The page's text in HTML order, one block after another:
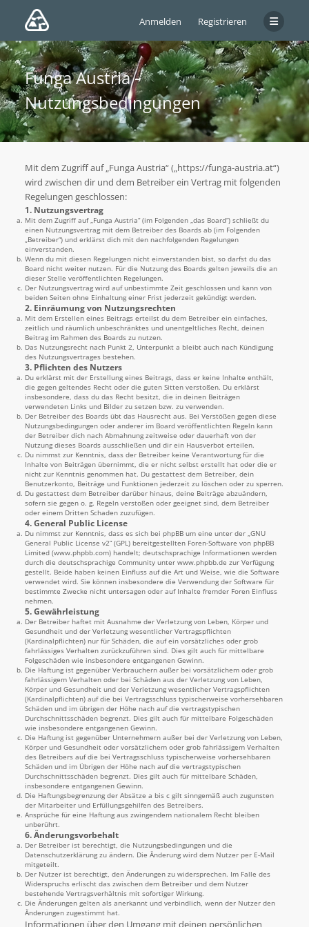
Anmelden Registrieren
Funga Austria -
Nutzungsbedingungen
Mit dem Zugriff auf „Funga Austria“ („https://funga-austria.at“)
wird zwischen dir und dem Betreiber ein Vertrag mit folgenden
Regelungen geschlossen:
1. Nutzungsvertrag
Mit dem Zugriff auf „Funga Austria“ (im Folgenden „das Board“) schließt du
einen Nutzungsvertrag mit dem Betreiber des Boards ab (im Folgenden
„Betreiber“) und erklärst dich mit den nachfolgenden Regelungen
einverstanden.
Wenn du mit diesen Regelungen nicht einverstanden bist, so darfst du das
Board nicht weiter nutzen. Für die Nutzung des Boards gelten jeweils die an
dieser Stelle veröffentlichten Regelungen.
Der Nutzungsvertrag wird auf unbestimmte Zeit geschlossen und kann von
beiden Seiten ohne Einhaltung einer Frist jederzeit gekündigt werden.
2. Einräumung von Nutzungsrechten
Mit dem Erstellen eines Beitrags erteilst du dem Betreiber ein einfaches,
zeitlich und räumlich unbeschränktes und unentgeltliches Recht, deinen
Beitrag im Rahmen des Boards zu nutzen.
Das Nutzungsrecht nach Punkt 2, Unterpunkt a bleibt auch nach Kündigung
des Nutzungsvertrages bestehen.
3. Pflichten des Nutzers
Du erklärst mit der Erstellung eines Beitrags, dass er keine Inhalte enthält,
die gegen geltendes Recht oder die guten Sitten verstoßen. Du erklärst
insbesondere, dass du das Recht besitzt, die in deinen Beiträgen
verwendeten Links und Bilder zu setzen bzw. zu verwenden.
Der Betreiber des Boards übt das Hausrecht aus. Bei Verstößen gegen diese
Nutzungsbedingungen oder anderer im Board veröffentlichten Regeln kann
der Betreiber dich nach Abmahnung zeitweise oder dauerhaft von der
Nutzung dieses Boards ausschließen und dir ein Hausverbot erteilen.
Du nimmst zur Kenntnis, dass der Betreiber keine Verantwortung für die
Inhalte von Beiträgen übernimmt, die er nicht selbst erstellt hat oder die er
nicht zur Kenntnis genommen hat. Du gestattest dem Betreiber, dein
Benutzerkonto, Beiträge und Funktionen jederzeit zu löschen oder zu sperren.
Du gestattest dem Betreiber darüber hinaus, deine Beiträge abzuändern,
sofern sie gegen o. g. Regeln verstoßen oder geeignet sind, dem Betreiber
oder einem Dritten Schaden zuzufügen.
4. General Public License
Du nimmst zur Kenntnis, dass es sich bei phpBB um eine unter der „GNU
General Public License v2“ (GPL) bereitgestellten Foren-Software von phpBB
Limited (www.phpbb.com) handelt; deutschsprachige Informationen werden
durch die deutschsprachige Community unter www.phpbb.de zur Verfügung
gestellt. Beide haben keinen Einfluss auf die Art und Weise, wie die Software
verwendet wird. Sie können insbesondere die Verwendung der Software für
bestimmte Zwecke nicht untersagen oder auf Inhalte fremder Foren Einfluss
nehmen.
5. Gewährleistung
Der Betreiber haftet mit Ausnahme der Verletzung von Leben, Körper und
Gesundheit und der Verletzung wesentlicher Vertragspflichten
(Kardinalpflichten) nur für Schäden, die auf ein vorsätzliches oder grob
fahrlässiges Verhalten zurückzuführen sind. Dies gilt auch für mittelbare
Folgeschäden wie insbesondere entgangenen Gewinn.
Die Haftung ist gegenüber Verbrauchern außer bei vorsätzlichem oder grob
fahrlässigem Verhalten oder bei Schäden aus der Verletzung von Leben,
Körper und Gesundheit und der Verletzung wesentlicher Vertragspflichten
(Kardinalpflichten) auf die bei Vertragsschluss typischerweise vorhersehbaren
Schäden und im übrigen der Höhe nach auf die vertragstypischen
Durchschnittsschäden begrenzt. Dies gilt auch für mittelbare Folgeschäden
wie insbesondere entgangenen Gewinn.
Die Haftung ist gegenüber Unternehmern außer bei der Verletzung von Leben,
Körper und Gesundheit oder vorsätzlichem oder grob fahrlässigem Verhalten
des Betreibers auf die bei Vertragsschluss typischerweise vorhersehbaren
Schäden und im Übrigen der Höhe nach auf die vertragstypischen
Durchschnittsschäden begrenzt. Dies gilt auch für mittelbare Schäden,
insbesondere entgangenen Gewinn.
Die Haftungsbegrenzung der Absätze a bis c gilt sinngemäß auch zugunsten
der Mitarbeiter und Erfüllungsgehilfen des Betreibers.
Ansprüche für eine Haftung aus zwingendem nationalem Recht bleiben
unberührt.
6. Änderungsvorbehalt
Der Betreiber ist berechtigt, die Nutzungsbedingungen und die
Datenschutzerklärung zu ändern. Die Änderung wird dem Nutzer per E-Mail
mitgeteilt.
Der Nutzer ist berechtigt, den Änderungen zu widersprechen. Im Falle des
Widerspruchs erlischt das zwischen dem Betreiber und dem Nutzer
bestehende Vertragsverhältnis mit sofortiger Wirkung.
Die Änderungen gelten als anerkannt und verbindlich, wenn der Nutzer den
Änderungen zugestimmt hat.
Informationen über den Umgang mit deinen persönlichen